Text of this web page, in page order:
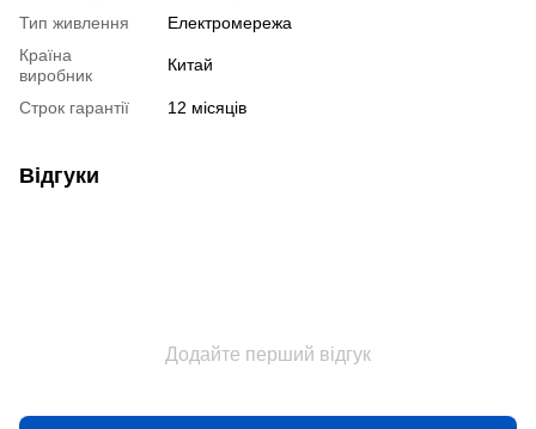
Тип живлення
Електромережа
Країна
виробник
Китай
Строк гарантії 12 місяців
Відгуки
Додайте перший відгук